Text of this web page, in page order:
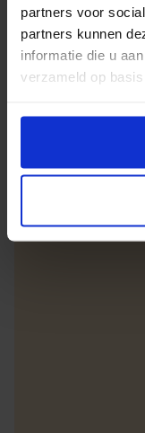
partners voor
partners kunnen
informatie die u
verzameld op